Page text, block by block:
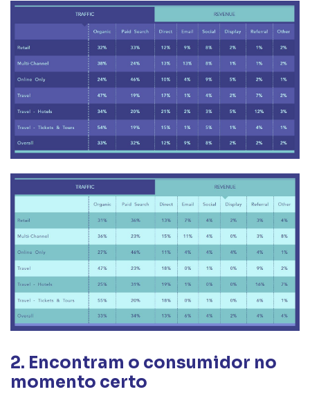
2. Encontram o consumidor no
momento certo